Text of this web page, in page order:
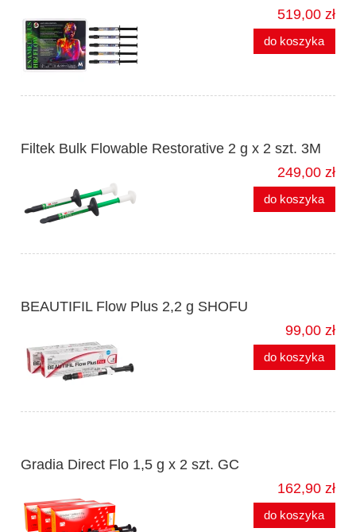
519,00 zł
do koszyka
Filtek Bulk Flowable Restorative 2 g x 2 szt. 3M
249,00 zł
do koszyka
BEAUTIFIL Flow Plus 2,2 g SHOFU
99,00 zł
do koszyka
Gradia Direct Flo 1,5 g x 2 szt. GC
162,90 zł
do koszyka